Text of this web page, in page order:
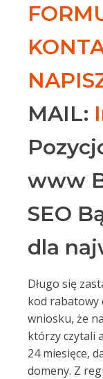
MAIL:
www
SEO
dla
Długo się
kod rabatowy
wniosku, że
którzy czytali
24 miesięce,
domeny. Z